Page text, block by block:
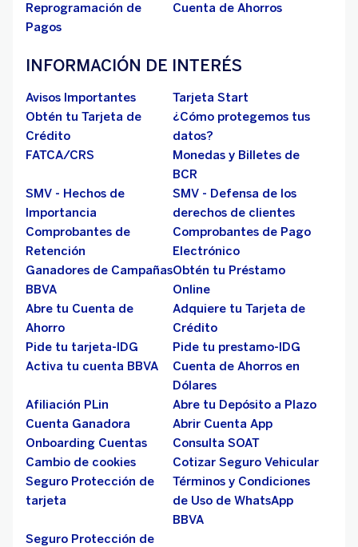
Reprogramación de
Pagos
Cuenta de Ahorros
INFORMACIÓN DE INTERÉS
Avisos Importantes
Tarjeta Start
Obtén tu Tarjeta de
Crédito
¿Cómo protegemos tus
datos?
FATCA/CRS
Monedas y Billetes de
BCR
SMV - Hechos de
Importancia
SMV - Defensa de los
derechos de clientes
Comprobantes de
Retención
Comprobantes de Pago
Electrónico
Ganadores de Campañas
BBVA
Obtén tu Préstamo
Online
Abre tu Cuenta de
Ahorro
Adquiere tu Tarjeta de
Crédito
Pide tu tarjeta-IDG
Pide tu prestamo-IDG
Activa tu cuenta BBVA
Cuenta de Ahorros en
Dólares
Afiliación PLin
Abre tu Depósito a Plazo
Cuenta Ganadora
Abrir Cuenta App
Onboarding Cuentas
Consulta SOAT
Cambio de cookies
Cotizar Seguro Vehicular
Seguro Protección de
tarjeta
Términos y Condiciones
de Uso de WhatsApp
BBVA
Seguro Protección de